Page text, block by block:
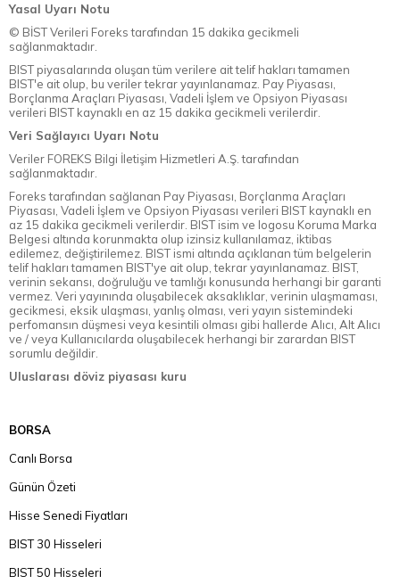
Yasal Uyarı Notu
© BİST Verileri Foreks tarafından 15 dakika gecikmeli
sağlanmaktadır.
BIST piyasalarında oluşan tüm verilere ait telif hakları tamamen
BIST'e ait olup, bu veriler tekrar yayınlanamaz. Pay Piyasası,
Borçlanma Araçları Piyasası, Vadeli İşlem ve Opsiyon Piyasası
verileri BIST kaynaklı en az 15 dakika gecikmeli verilerdir.
Veri Sağlayıcı Uyarı Notu
Veriler FOREKS Bilgi İletişim Hizmetleri A.Ş. tarafından
sağlanmaktadır.
Foreks tarafından sağlanan Pay Piyasası, Borçlanma Araçları
Piyasası, Vadeli İşlem ve Opsiyon Piyasası verileri BIST kaynaklı en
az 15 dakika gecikmeli verilerdir. BIST isim ve logosu Koruma Marka
Belgesi altında korunmakta olup izinsiz kullanılamaz, iktibas
edilemez, değiştirilemez. BIST ismi altında açıklanan tüm belgelerin
telif hakları tamamen BIST'ye ait olup, tekrar yayınlanamaz. BIST,
verinin sekansı, doğruluğu ve tamlığı konusunda herhangi bir garanti
vermez. Veri yayınında oluşabilecek aksaklıklar, verinin ulaşmaması,
gecikmesi, eksik ulaşması, yanlış olması, veri yayın sistemindeki
perfomansın düşmesi veya kesintili olması gibi hallerde Alıcı, Alt Alıcı
ve / veya Kullanıcılarda oluşabilecek herhangi bir zarardan BIST
sorumlu değildir.
Uluslarası döviz piyasası kuru
BORSA
Canlı Borsa
Günün Özeti
Hisse Senedi Fiyatları
BIST 30 Hisseleri
BIST 50 Hisseleri